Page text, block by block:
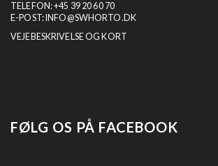
TELEFON:+45 39 20 60 70
E-POST: INFO@SWHORTO.DK
VEJEBESKRIVELSE OG KORT
FØLG OS PÅ FACEBOOK